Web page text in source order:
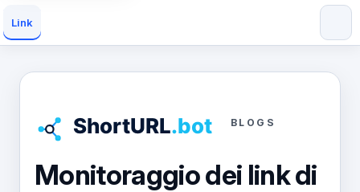
Link
BLOGS
Monitoraggio dei link di